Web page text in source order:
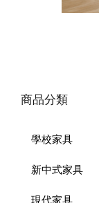
商品分類
學校家具
新中式家具